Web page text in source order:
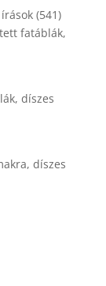
termék541541
termék
fatáblák,
díszes
díszes